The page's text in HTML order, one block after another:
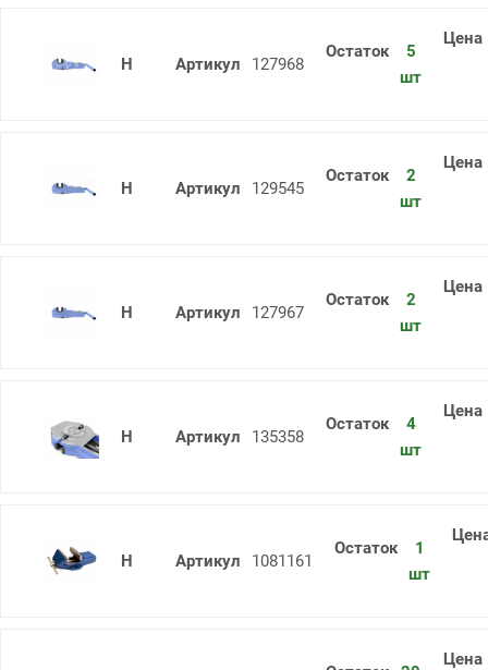
Тиски стан.чуг. н/п 7200-0224-03
127968
5
шт
Тиски стан.чуг. н/п 7200-0219-02
129545
2
шт
Тиски стан.чуг. н/п 7200-0214-02
127967
2
шт
Тиски стан.чуг. н/п 7200-0209-02
135358
4
шт
Тиски слесарные усиленные
1081161
1
шт